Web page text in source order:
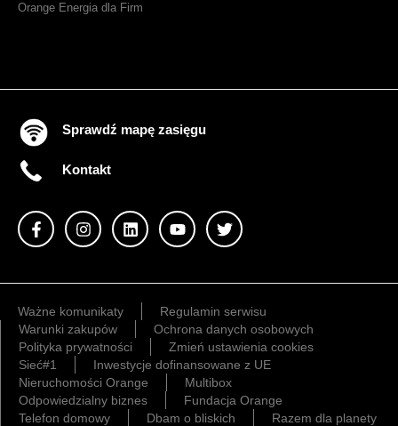
Orange Energia dla Firm
Sprawdź mapę zasięgu
Kontakt
Ważne komunikaty
Regulamin serwisu
Warunki zakupów
Ochrona danych osobowych
Polityka prywatności
Zmień ustawienia cookies
Sieć#1
Inwestycje dofinansowane z UE
Nieruchomości Orange
Multibox
Odpowiedzialny biznes
Fundacja Orange
Telefon domowy
Dbam o bliskich Razem dla planety